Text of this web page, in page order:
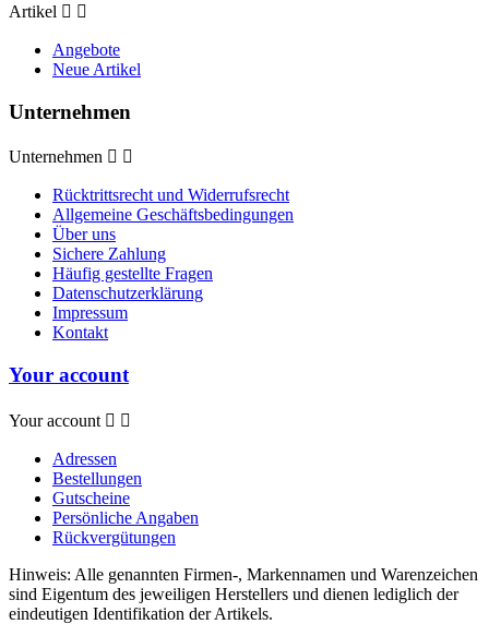
Artikel  
Angebote
Neue Artikel
Unternehmen
Unternehmen  
Rücktrittsrecht und Widerrufsrecht
Allgemeine Geschäftsbedingungen
Über uns
Sichere Zahlung
Häufig gestellte Fragen
Datenschutzerklärung
Impressum
Kontakt
Your account
Your account  
Adressen
Bestellungen
Gutscheine
Persönliche Angaben
Rückvergütungen
Hinweis: Alle genannten Firmen-, Markennamen und Warenzeichen
sind Eigentum des jeweiligen Herstellers und dienen lediglich der
eindeutigen Identifikation der Artikels.